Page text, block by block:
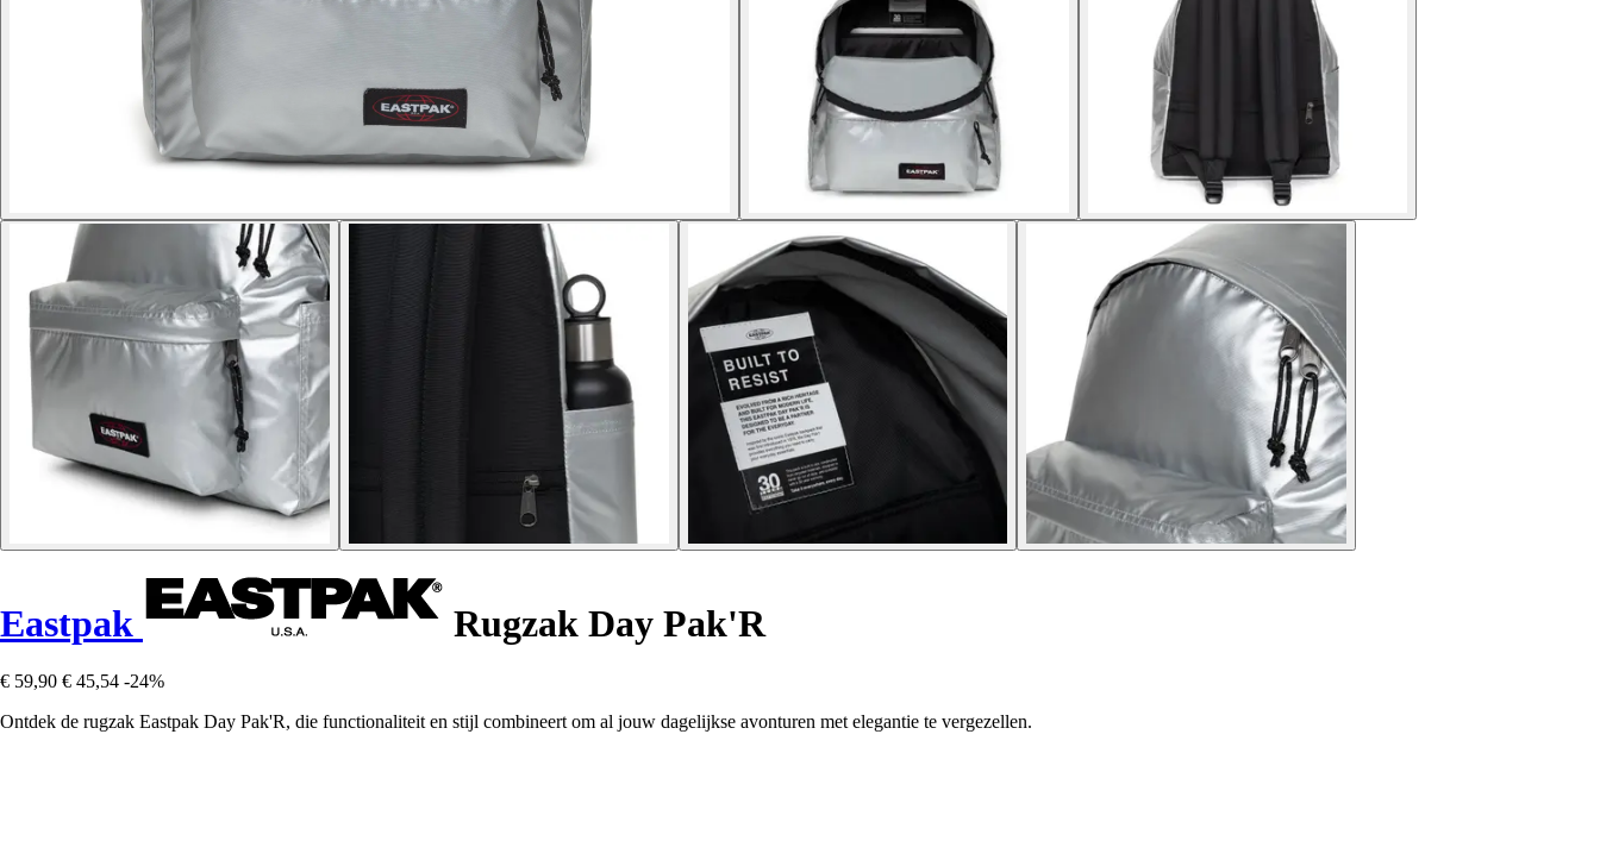
Eastpak Rugzak Day Pak'R
€ 59,90 € 45,54 -24%
Ontdek de rugzak Eastpak Day Pak'R, die functionaliteit en stijl combineert om al jouw dagelijkse avonturen met elegantie te vergezellen.